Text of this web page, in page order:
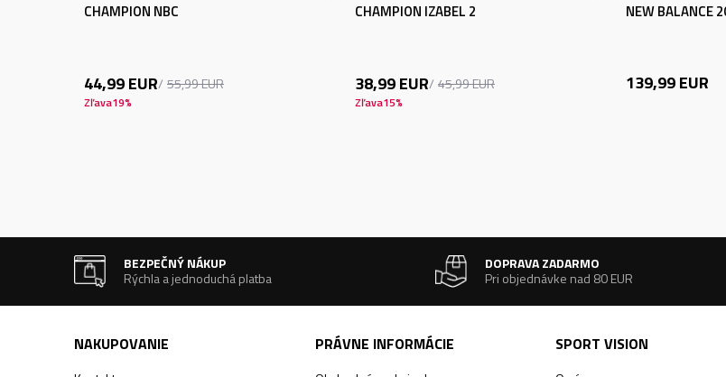
CHAMPION NBC
44,99EUR 55,99EUR
Zľava19%
CHAMPION IZABEL 2
38,99EUR 45,99EUR
Zľava15%
NEW BALANCE
139,99EUR
BEZPEČNÝ NÁKUP
Rýchla a jednoduchá platba
DOPRAVA ZADARMO
Pri objednávke nad 80 EUR
NAKUPOVANIE PRÁVNE INFORMÁCIE SPORT VISION